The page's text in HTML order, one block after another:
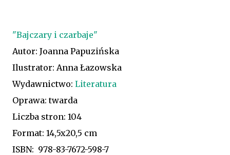
"Bajczary i czarbaje"
Autor: Joanna Papuzińska
Ilustrator: Anna Łazowska
Wydawnictwo: Literatura
Oprawa: twarda
Liczba stron: 104
Format: 14,5x20,5 cm
ISBN: 978-83-7672-598-7